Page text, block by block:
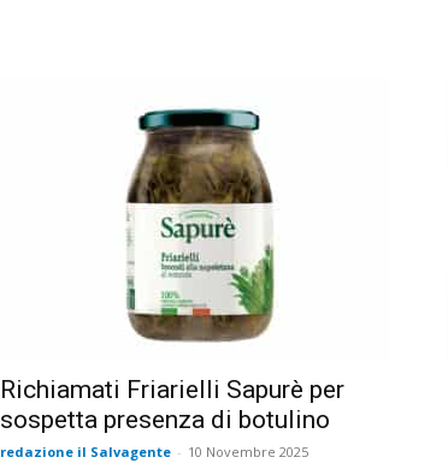
Richiamati Friarielli Sapurè per
sospetta presenza di botulino
redazione il Salvagente - 10 Novembre 2025